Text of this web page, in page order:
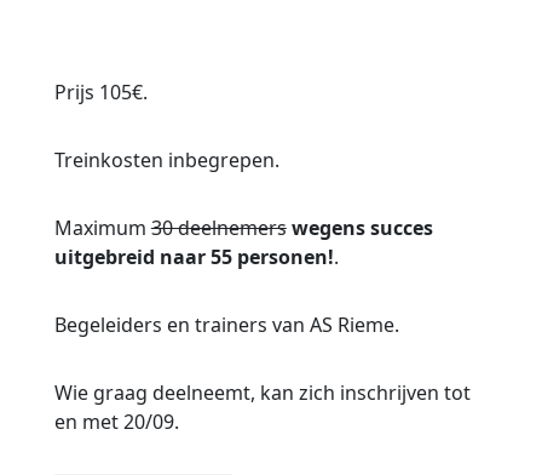
Prijs 105€.
Treinkosten inbegrepen.
Maximum30 deelnemerswegens succes
uitgebreid naar 55 personen!.
Begeleiders en trainers van AS Rieme.
Wie graag deelneemt, kan zich inschrijven tot
en met 20/09.